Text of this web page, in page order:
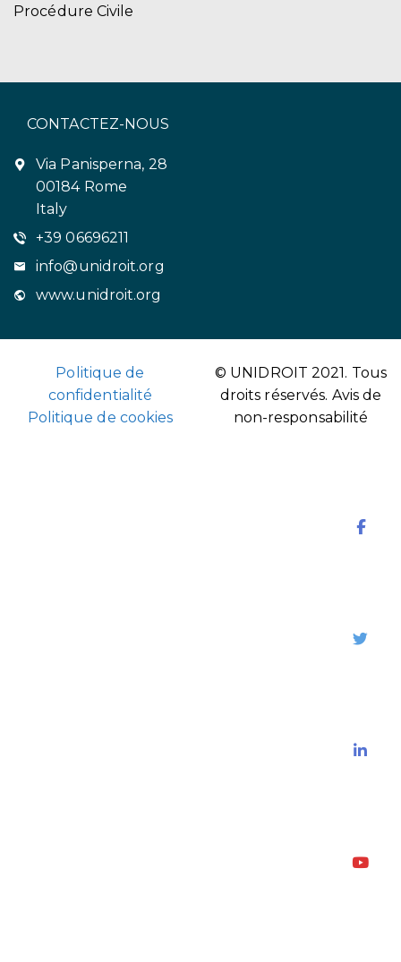
Procédure Civile
CONTACTEZ-NOUS
Via Panisperna, 28
00184 Rome
Italy
+39 06696211
info@unidroit.org
www.unidroit.org
Politique de
confidentialité
Politique de cookies
© UNIDROIT 2021. Tous
droits réservés. Avis de
non-responsabilité